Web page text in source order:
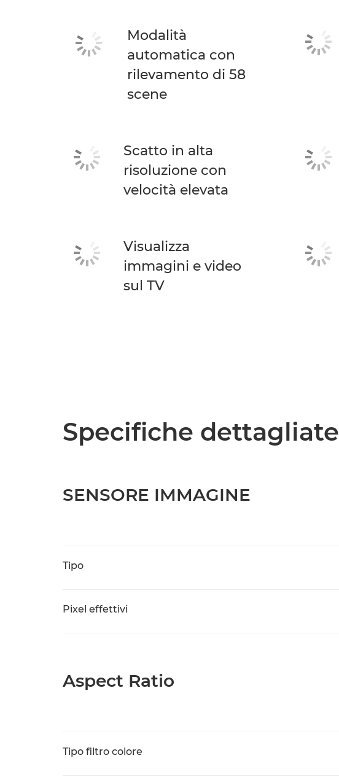
Modalità
automatica con
rilevamento di 58
scene
Scatto in alta
risoluzione con
velocità elevata
Visualizza
immagini e video
sul TV
Specifiche dettagliate
SENSORE IMMAGINE
Tipo
Pixel effettivi
Aspect Ratio
Tipo filtro colore